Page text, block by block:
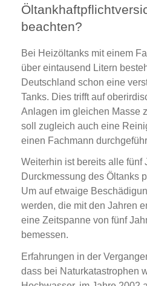
beachten?
Bei Heizöltanks mit einem
über eintausend Litern
Deutschland schon eine
Tanks. Dies trifft auf
Anlagen im gleichen Masse
soll zugleich auch eine
einen Fachmann
Weiterhin ist bereits alle fünf
Durckmessung des Öltanks
Um auf etwaige
werden, die mit den Jahren
eine Zeitspanne von fünf
bemessen.
Erfahrungen in der
dass bei Naturkatastrophen